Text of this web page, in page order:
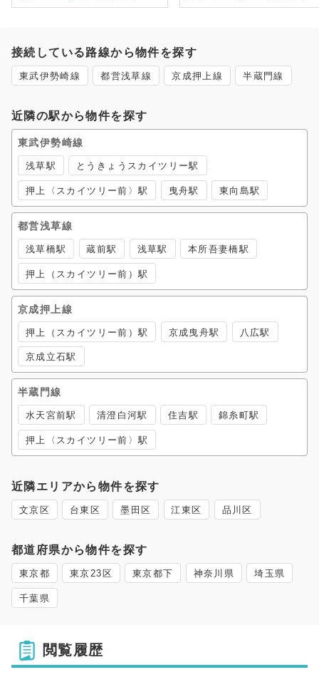
接続している路線から物件を探す
東武伊勢崎線 都営浅草線 京成押上線 半蔵門線
近隣の駅から物件を探す
東武伊勢崎線
浅草駅 とうきょうスカイツリー駅
押上〈スカイツリー前〉駅 曳舟駅 東向島駅
都営浅草線
浅草橋駅 蔵前駅 浅草駅 本所吾妻橋駅
押上（スカイツリー前）駅
京成押上線
押上（スカイツリー前）駅 京成曳舟駅 八広駅
京成立石駅
半蔵門線
水天宮前駅 清澄白河駅 住吉駅 錦糸町駅
押上〈スカイツリー前〉駅
近隣エリアから物件を探す
文京区 台東区 墨田区 江東区 品川区
都道府県から物件を探す
東京都 東京23区 東京都下 神奈川県 埼玉県
千葉県
閲覧履歴